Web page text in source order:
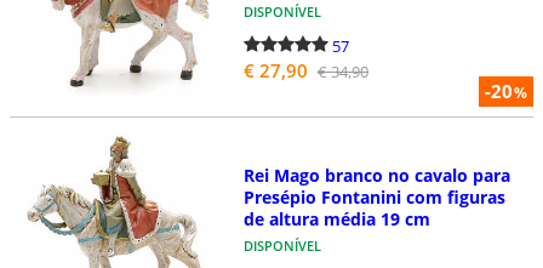
-20%
DISPONÍVEL
57
€ 27,90 € 34,90
Rei Mago branco no cavalo para
Presépio Fontanini com figuras
de altura média 19 cm
DISPONÍVEL